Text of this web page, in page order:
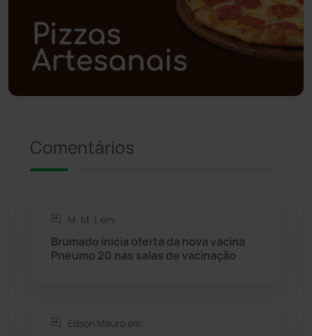
Polícia Civil (57)
Polícia Militar (27)
Política (03)
Riacho de Santana
Rio de Contas
Rio do Antônio
Saúde
Comentários
M. M. L em:
Brumado inicia oferta da nova vacina
Pneumo 20 nas salas de vacinação
Edson Mauro em: